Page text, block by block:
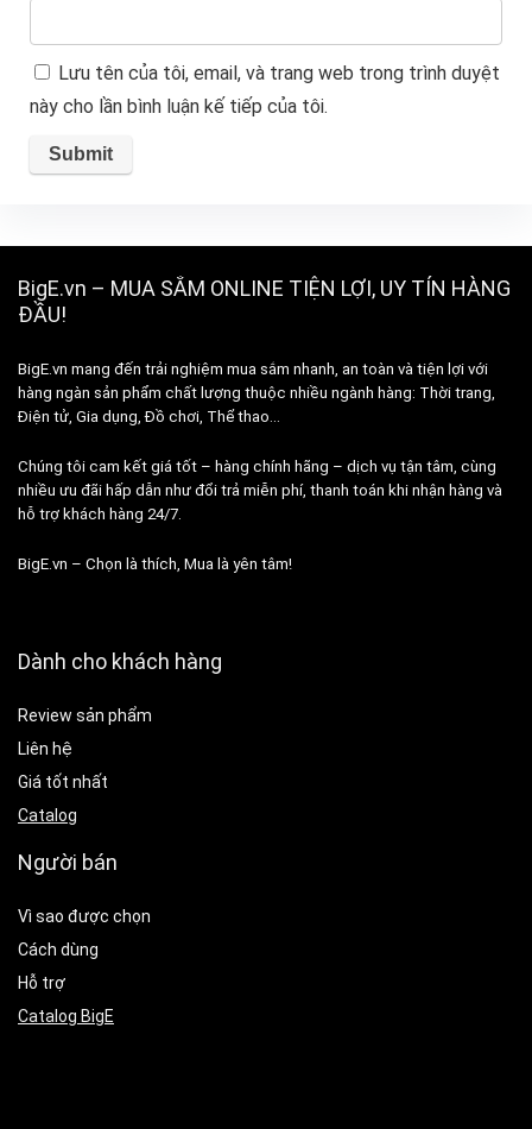
Lưu tên của tôi, email, và trang web trong trình duyệt
này cho lần bình luận kế tiếp của tôi.
BigE.vn – MUA SẮM ONLINE TIỆN LỢI, UY TÍN HÀNG
ĐẦU!
BigE.vn mang đến trải nghiệm mua sắm nhanh, an toàn và tiện lợi với
hàng ngàn sản phẩm chất lượng thuộc nhiều ngành hàng: Thời trang,
Điện tử, Gia dụng, Đồ chơi, Thể thao…
Chúng tôi cam kết giá tốt – hàng chính hãng – dịch vụ tận tâm, cùng
nhiều ưu đãi hấp dẫn như đổi trả miễn phí, thanh toán khi nhận hàng và
hỗ trợ khách hàng 24/7.
BigE.vn – Chọn là thích, Mua là yên tâm!
Dành cho khách hàng
Review sản phẩm
Liên hệ
Giá tốt nhất
Catalog
Người bán
Vì sao được chọn
Cách dùng
Hỗ trợ
Catalog BigE